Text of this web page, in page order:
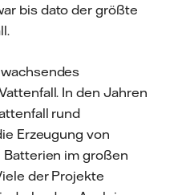
bis dato der größte
In den Jahren
rund
Erzeugung von
im großen
der Projekte